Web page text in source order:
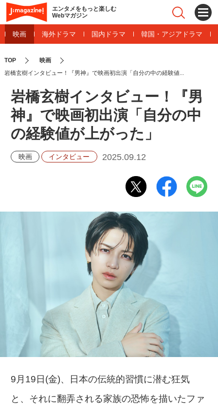
エンタメをもっと楽しむ
Webマガジン
映画 海外ドラマ 国内ドラマ 韓国・アジアドラマ
TOP
映画
岩橋玄樹インタビュー！『男神』で映画初出演「自分の中の経験値...
岩橋玄樹インタビュー！『男
神』で映画初出演「自分の中
の経験値が上がった」
映画 インタビュー 2025.09.12
9月19日(金)、日本の伝統的習慣に潜む狂気
と、それに翻弄される家族の恐怖を描いたファ